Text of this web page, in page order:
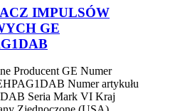
IMPULSÓW
GE
Producent GE Numer
Numer artykułu
Seria Mark VI Kraj